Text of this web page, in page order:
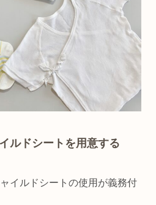
ルドシートを用意する
イルドシートの使用が義務付